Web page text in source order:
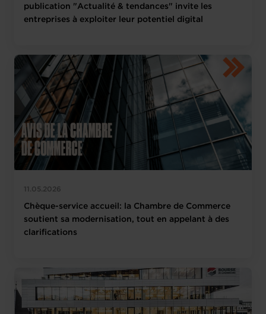
publication "Actualité & tendances" invite les
entreprises à exploiter leur potentiel digital
11.05.2026
Chèque-service accueil: la Chambre de Commerce
soutient sa modernisation, tout en appelant à des
clarifications